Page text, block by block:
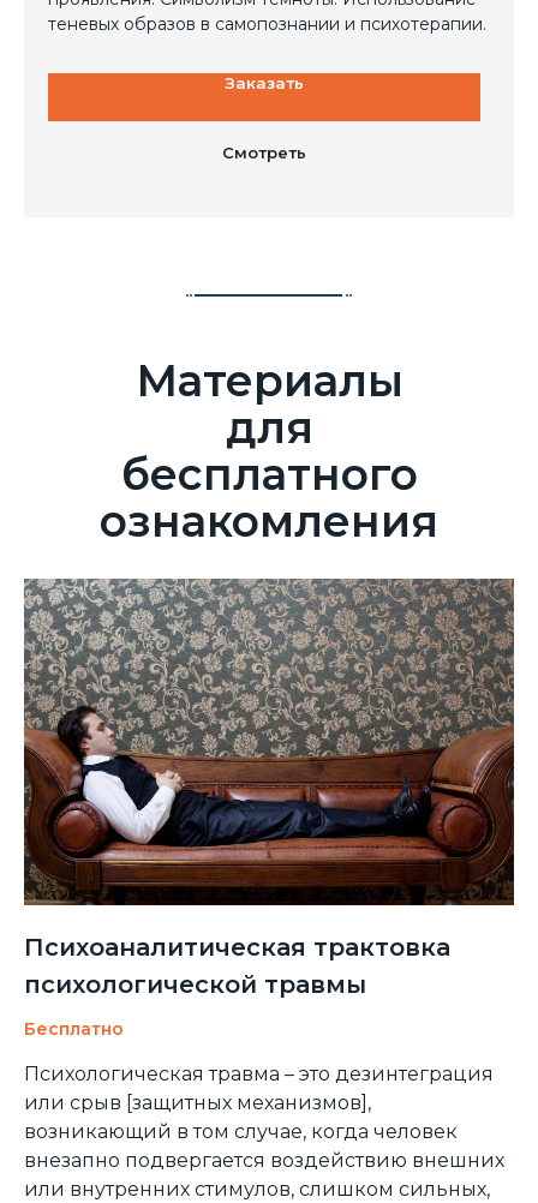
теневых образов в самопознании и психотерапии.
Заказать
Смотреть
Материалы
для
бесплатного
ознакомления
Психоаналитическая трактовка
психологической травмы
Бесплатно
Психологическая травма – это дезинтеграция
или срыв [защитных механизмов],
возникающий в том случае, когда человек
внезапно подвергается воздействию внешних
или внутренних стимулов, слишком сильных,